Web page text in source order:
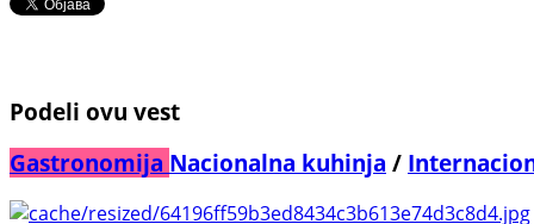
Podeli ovu vest
Gastronomija Nacionalna kuhinja /